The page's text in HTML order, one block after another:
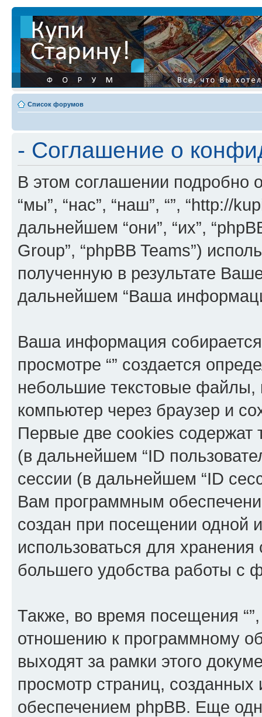
Список форумов
- Соглашение о
В этом соглашении подробно
“мы”, “нас”, “наш”, “”, “http://
дальнейшем “они”, “их”,
Group”, “phpBB Teams”)
полученную в результате
дальнейшем “Ваша
Ваша информация
просмотре “” создается
небольшие текстовые файлы,
компьютер через браузер и
Первые две cookies содержат
(в дальнейшем “ID
сессии (в дальнейшем “ID
Вам программным
создан при посещении одной
использоваться для
большего удобства работы с
Также, во время посещения
отношению к программному
выходят за рамки этого
просмотр страниц,
обеспечением phpBB. Еще